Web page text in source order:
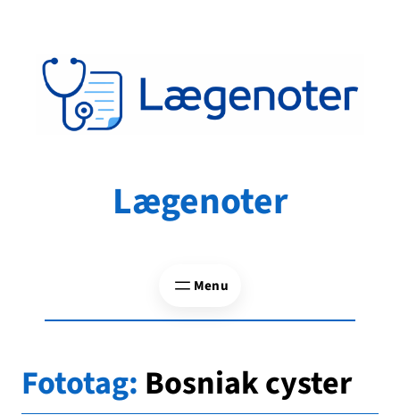
indhold
Lægenoter
Fototag: Bosniak cyster